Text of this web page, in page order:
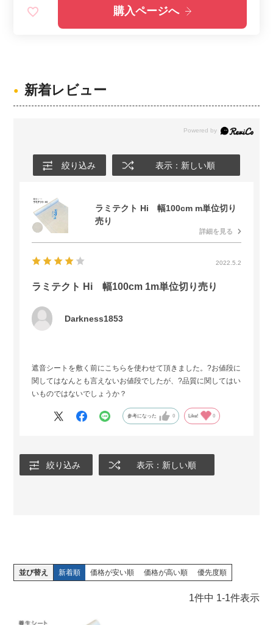
購入ページへ
新着レビュー
絞り込み 表示：新しい順
ラミテクト Hi 幅100cm m単位切り
売り
詳細を見る
2022.5.2
ラミテクト Hi 幅100cm 1m単位切り売り
Darkness1853
遮音シートを敷く前にこちらを使わせて頂きました。?お値段に
関してはなんとも言えないお値段でしたが、?品質に関してはい
いものではないでしょうか？
参考になった 0 Like! 0
絞り込み 表示：新しい順
並び替え 新着順 価格が安い順 価格が高い順 優先度順
1件中 1-1件表示